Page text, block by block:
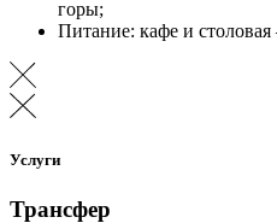
горы;
Питание: кафе и
Услуги
Трансфер